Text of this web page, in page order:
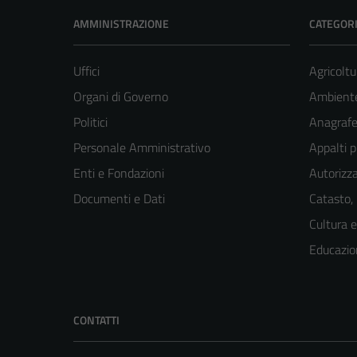
AMMINISTRAZIONE
Uffici
Organi di Governo
Politici
Personale Amministrativo
Enti e Fondazioni
Documenti e Dati
Appalti
Cultura
CONTATTI